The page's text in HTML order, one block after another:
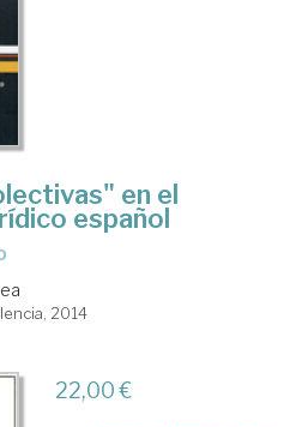
en el
español
2014
22,00 €